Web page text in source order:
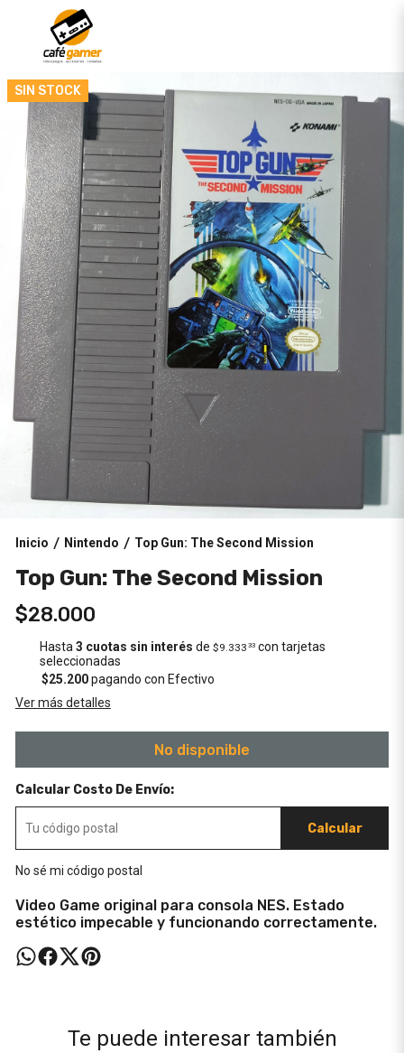
SIN STOCK
Inicio / Nintendo / Top Gun: The Second Mission
Top Gun: The Second Mission
$28.000
Hasta3 cuotas sin interés de$9.333 33 con tarjetas
seleccionadas
$25.200pagando con Efectivo
Ver más detalles
No disponible
Calcular Costo De Envío:
Calcular
No sé mi código postal
Video Game original para consola NES. Estado
estético impecable y funcionando correctamente.
Te puede interesar también